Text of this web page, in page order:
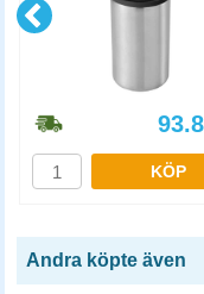
KÖP
Andra köpte även